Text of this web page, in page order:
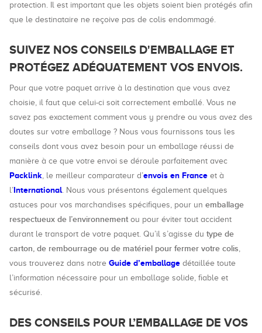
protection. Il est important que les objets soient bien protégés afin
que le destinataire ne reçoive pas de colis endommagé.
SUIVEZ NOS CONSEILS D'EMBALLAGE ET
PROTÉGEZ ADÉQUATEMENT VOS ENVOIS.
Pour que votre paquet arrive à la destination que vous avez
choisie, il faut que celui-ci soit correctement emballé. Vous ne
savez pas exactement comment vous y prendre ou vous avez des
doutes sur votre emballage ? Nous vous fournissons tous les
conseils dont vous avez besoin pour un emballage réussi de
manière à ce que votre envoi se déroule parfaitement avec
Packlink, le meilleur comparateur d’envois en France et à
l’International. Nous vous présentons également quelques
astuces pour vos marchandises spécifiques, pour un emballage
respectueux de l’environnementou pour éviter tout accident
durant le transport de votre paquet. Qu’il s’agisse du type de
carton, de rembourrage ou de matériel pour fermer votre colis,
vous trouverez dans notre Guide d’emballage détaillée toute
l’information nécessaire pour un emballage solide, fiable et
sécurisé.
DES CONSEILS POUR L’EMBALLAGE DE VOS